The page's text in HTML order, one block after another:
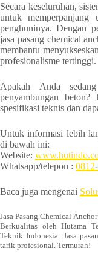
Secara keseluruhan,
untuk memperpanjang
penghuninya. Dengan
jasa pasang chemical
membantu
profesionalisme tertinggi.
Apakah Anda
penyambungan beton?
spesifikasi teknis dan
Untuk informasi lebih
di bawah ini:
Website:
Whatsapp/telepon :
Baca juga mengenai
Jasa Pasang Chemical
Berkualitas oleh Hutama
Teknik Indonesia: Jasa
tarik profesional. Termurah!